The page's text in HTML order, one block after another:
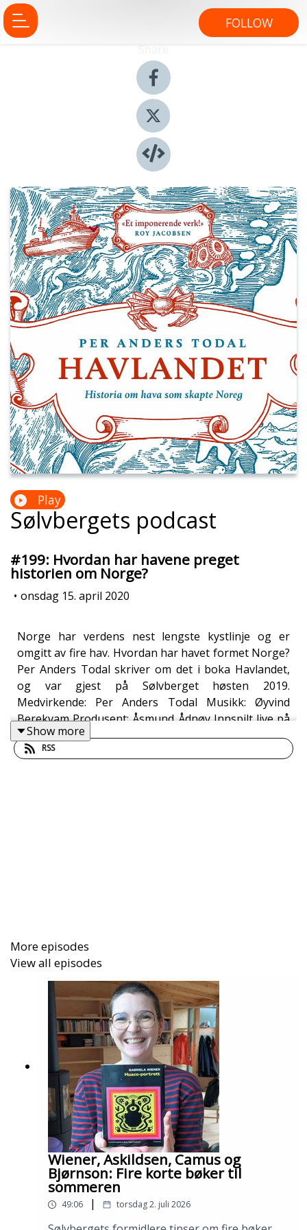
FOLLOW
Play
Sølvbergets podcast
#199: Hvordan har havene preget
historien om Norge?
• onsdag 15. april 2020
Norge har verdens nest lengste kystlinje og er
omgitt av fire hav. Hvordan har havet formet Norge?
Per Anders Todal skriver om det i boka Havlandet,
og var gjest på Sølvberget høsten 2019.
Medvirkende: Per Anders Todal Musikk: Øyvind
Berekvam Produsent: Åsmund Ådnøy Innspilt live på
Sølvberget høsten 2019. Mikset i Audacity. --- Vil du
ha flere anbefalinger fra oss? Sjekk https://www.xn--
Show more
RSS
More episodes
View all episodes
Wiener, Askildsen, Camus og
Bjørnson: Fire korte bøker til
sommeren
49:06 | torsdag 2. juli 2026